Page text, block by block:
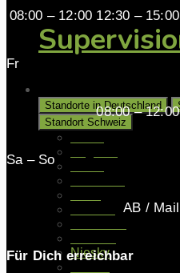
Standorte in Deutschland
Standort Schweiz
Niesky
08:00 – 12:00 12:30 – 15:00
Fr
08:00 – 12:00
Sa – So
AB / Mail
Für Dich erreichbar